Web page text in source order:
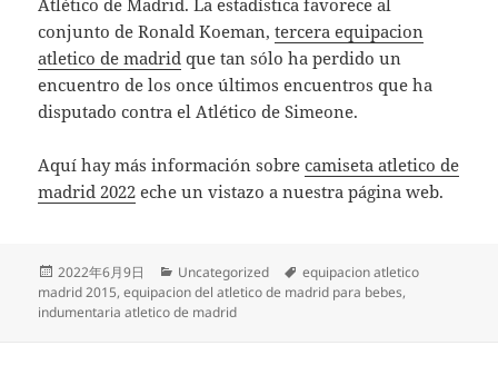
Atlético de Madrid. La estadística favorece al
conjunto de Ronald Koeman,tercera equipacion
atletico de madrid que tan sólo ha perdido un
encuentro de los once últimos encuentros que ha
disputado contra el Atlético de Simeone.
Aquí hay más información sobrecamiseta atletico de
madrid 2022 eche un vistazo a nuestra página web.
Publicado
el
2022年6月9日 Categorías
Uncategorized Etiquetas
equipacion atletico
madrid 2015,equipacion del atletico de madrid para bebes,
indumentaria atletico de madrid